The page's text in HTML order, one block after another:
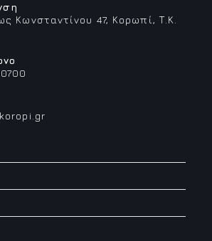
Κωνσταντίνου 47, Κορωπί, Τ.Κ.
Opens